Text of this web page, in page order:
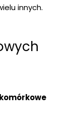
innych.